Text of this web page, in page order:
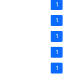
1
1
1
1
1